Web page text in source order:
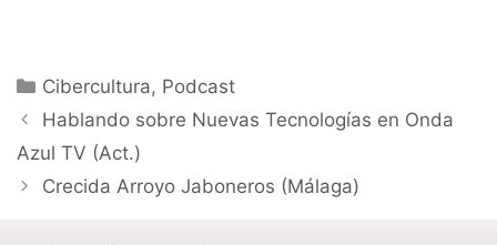
Categorías
Cibercultura, Podcast
Hablando sobre Nuevas Tecnologías en Onda
Azul TV (Act.)
Crecida Arroyo Jaboneros (Málaga)